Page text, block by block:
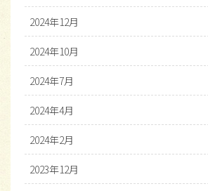
2024年12月
2024年10月
2024年7月
2024年4月
2024年2月
2023年12月